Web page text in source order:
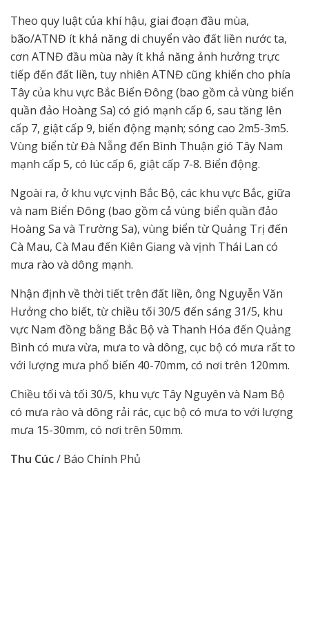
Theo quy luật của khí hậu, giai đoạn đầu mùa,
bão/ATNĐ ít khả năng di chuyển vào đất liền nước ta,
cơn ATNĐ đầu mùa này ít khả năng ảnh hưởng trực
tiếp đến đất liền, tuy nhiên ATNĐ cũng khiến cho phía
Tây của khu vực Bắc Biển Đông (bao gồm cả vùng biển
quần đảo Hoàng Sa) có gió mạnh cấp 6, sau tăng lên
cấp 7, giật cấp 9, biển động mạnh; sóng cao 2m5-3m5.
Vùng biển từ Đà Nẵng đến Bình Thuận gió Tây Nam
mạnh cấp 5, có lúc cấp 6, giật cấp 7-8. Biển động.
Ngoài ra, ở khu vực vịnh Bắc Bộ, các khu vực Bắc, giữa
và nam Biển Đông (bao gồm cả vùng biển quần đảo
Hoàng Sa và Trường Sa), vùng biển từ Quảng Trị đến
Cà Mau, Cà Mau đến Kiên Giang và vịnh Thái Lan có
mưa rào và dông mạnh.
Nhận định về thời tiết trên đất liền, ông Nguyễn Văn
Hưởng cho biết, từ chiều tối 30/5 đến sáng 31/5, khu
vực Nam đồng bằng Bắc Bộ và Thanh Hóa đến Quảng
Bình có mưa vừa, mưa to và dông, cục bộ có mưa rất to
với lượng mưa phổ biến 40-70mm, có nơi trên 120mm.
Chiều tối và tối 30/5, khu vực Tây Nguyên và Nam Bộ
có mưa rào và dông rải rác, cục bộ có mưa to với lượng
mưa 15-30mm, có nơi trên 50mm.
Thu Cúc/ Báo Chính Phủ